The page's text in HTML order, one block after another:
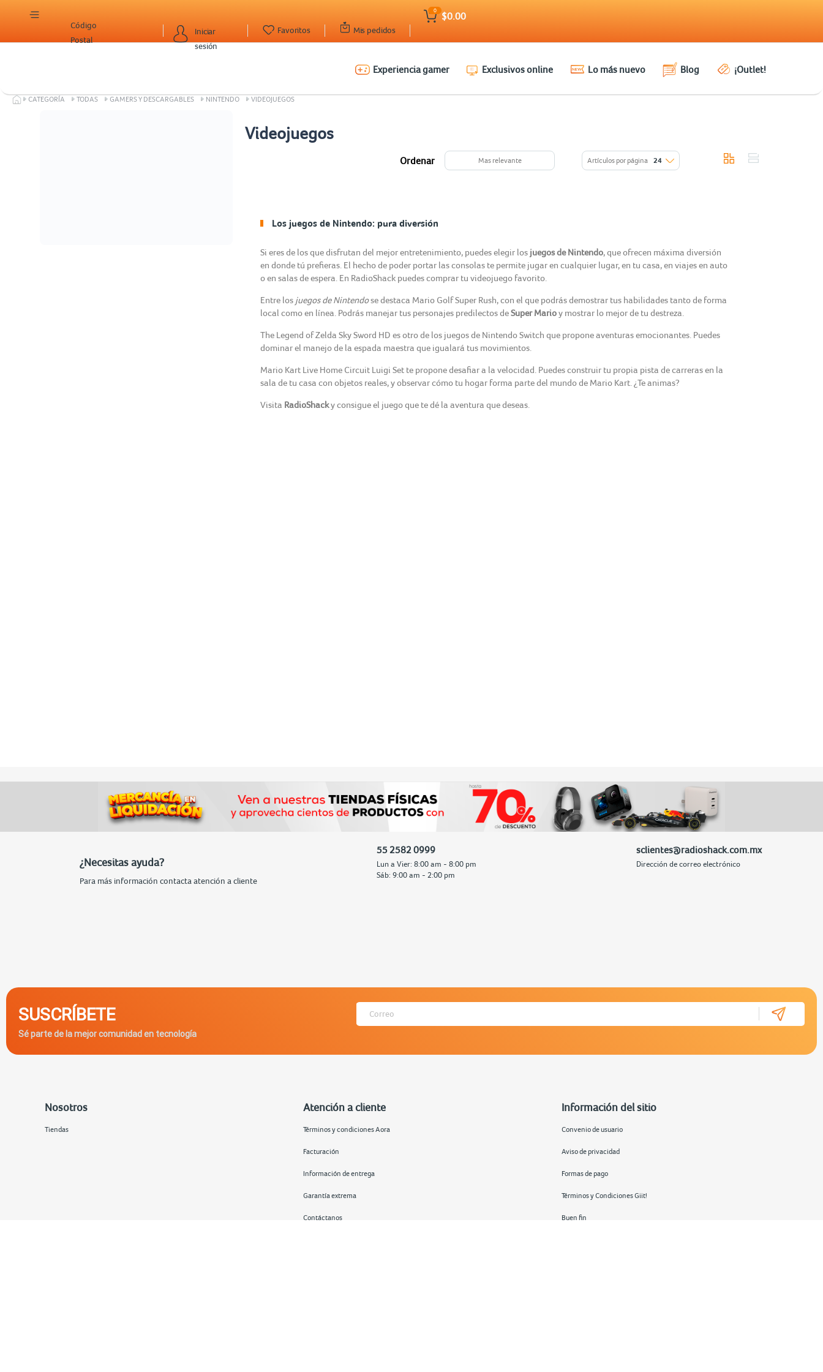
Iniciar
sesión
Código
Postal
Mis pedidos
Favoritos
0
$0.00
Experiencia gamer Exclusivos online Lo más nuevo Blog ¡Outlet!
CATEGORÍA TODAS GAMERS Y DESCARGABLES NINTENDO VIDEOJUEGOS
Videojuegos
Ordenar Mas relevante Artículos por página 24
Los juegos de Nintendo: pura diversión
Si eres de los que disfrutan del mejor entretenimiento, puedes elegir los juegos de Nintendo, que ofrecen máxima diversión
en donde tú prefieras. El hecho de poder portar las consolas te permite jugar en cualquier lugar, en tu casa, en viajes en auto
o en salas de espera. En RadioShack puedes comprar tu videojuego favorito.
Entre los juegos de Nintendose destaca Mario Golf Super Rush, con el que podrás demostrar tus habilidades tanto de forma
local como en línea. Podrás manejar tus personajes predilectos deSuper Marioy mostrar lo mejor de tu destreza.
The Legend of Zelda Sky Sword HD es otro de los juegos de Nintendo Switch que propone aventuras emocionantes. Puedes
dominar el manejo de la espada maestra que igualará tus movimientos.
Mario Kart Live Home Circuit Luigi Set te propone desafiar a la velocidad. Puedes construir tu propia pista de carreras en la
sala de tu casa con objetos reales, y observar cómo tu hogar forma parte del mundo de Mario Kart. ¿Te animas?
Visita RadioShacky consigue el juego que te dé la aventura que deseas.
¿Necesitas ayuda?
Para más información contacta atención a cliente
55 2582 0999
Lun a Vier: 8:00 am - 8:00 pm
Sáb: 9:00 am - 2:00 pm
sclientes@radioshack.com.mx
Dirección de correo electrónico
SUSCRÍBETE
Sé parte de la mejor comunidad en tecnología
Nosotros
Tiendas
Atención a cliente
Términos y condiciones Aora
Facturación
Información de entrega
Garantía extrema
Contáctanos
Información del sitio
Convenio de usuario
Aviso de privacidad
Formas de pago
Términos y Condiciones Giit!
Buen fin